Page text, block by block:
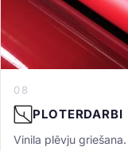
08
PLOTERDARBI
Vinila plēvju